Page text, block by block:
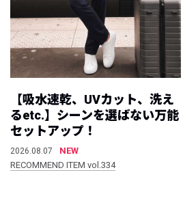
【吸水速乾、UVカット、洗え
るetc.】シーンを選ばない万能
セットアップ！
2026.08.07
NEW
RECOMMEND ITEM vol.334